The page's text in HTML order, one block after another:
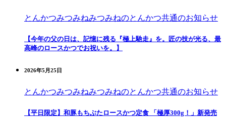
とんかつみつみねみつみねのとんかつ共通のお知らせ
【今年の父の日は、記憶に残る『極上馳走』を。匠の技が光る、最
高峰のロースかつでお祝いを。】
2026年5月25日
とんかつみつみねみつみねのとんかつ共通のお知らせ
【平日限定】和豚もちぶたロースかつ定食 「極厚300g！」新発売